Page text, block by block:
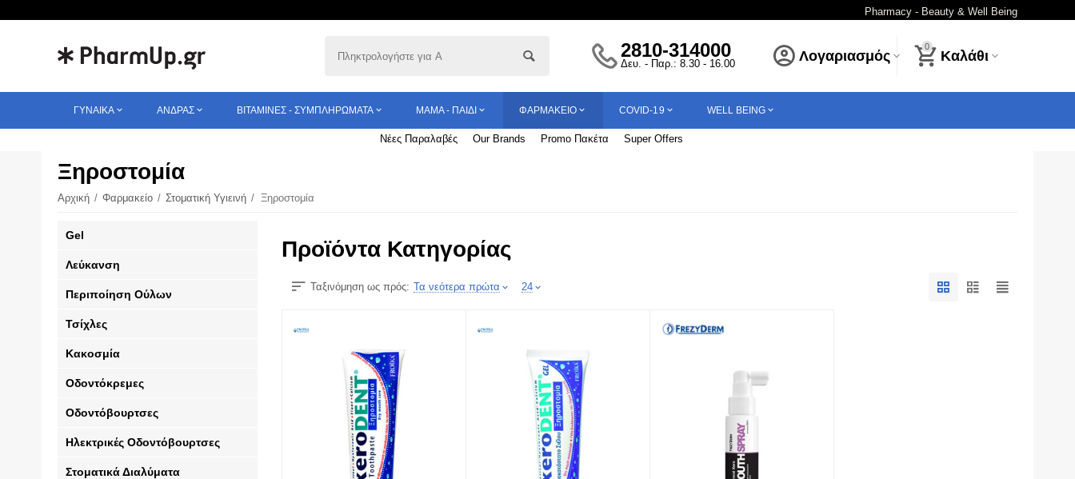
Pharmacy - Beauty & Well Being
2810-314000
Δευ. - Παρ.: 8.30 - 16.00 Λογαριασμός
0
Καλάθι
ΓΥΝΑΊΚΑ ΆΝΔΡΑΣ ΒΙΤΑΜΊΝΕΣ - ΣΥΜΠΛΗΡΏΜΑΤΑ ΜΑΜΆ - ΠΑΙΔΊ ΦΑΡΜΑΚΕΊΟ COVID-19 WELL BEING
Νέες Παραλαβές Our Brands Promo Πακέτα Super Offers
Ξηροστομία
Αρχική / Φαρμακείο / Στοματική Υγιεινή / Ξηροστομία
Προϊόντα Κατηγορίας
Ταξινόμηση ως πρός: Τα νεότερα πρώτα 24
Gel
Λεύκανση
Περιποίηση Ούλων
Τσίχλες
Κακοσμία
Οδοντόκρεμες
Οδοντόβουρτσες
Ηλεκτρικές Οδοντόβουρτσες
Στοματικά Διαλύματα